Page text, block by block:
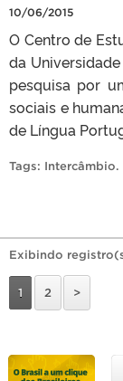
10/06/2015
O Centro de
da
pesquisa por
sociais e
de Língua
Tags: Intercâmbio.
Exibindo
1 2 >